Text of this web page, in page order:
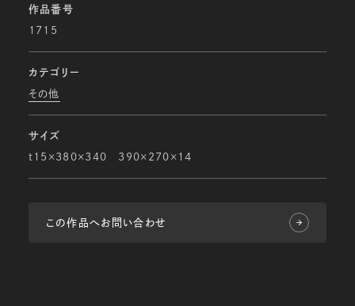
作品番号
1715
カテゴリー
その他
サイズ
t15×380×340 390×270×14
この作品へお問い合わせ